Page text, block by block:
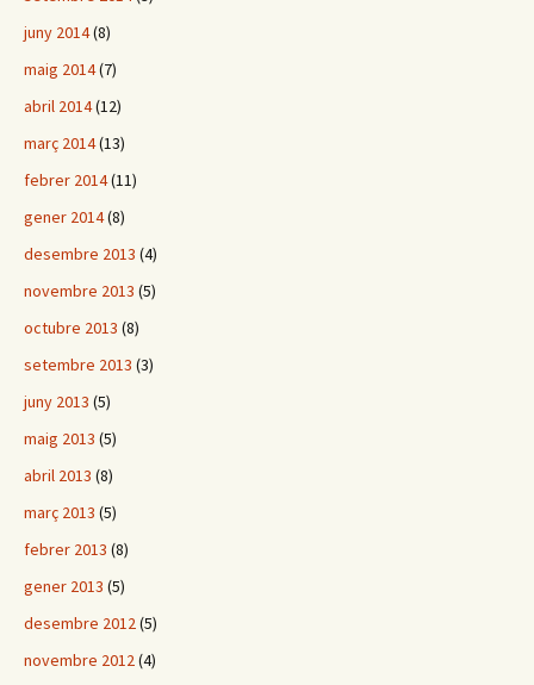
juny 2014(8)
maig 2014(7)
abril 2014(12)
març 2014(13)
febrer 2014(11)
gener 2014(8)
desembre 2013 (4)
novembre 2013 (5)
octubre 2013 (8)
setembre 2013 (3)
juny 2013 (5)
maig 2013 (5)
abril 2013 (8)
març 2013 (5)
febrer 2013 (8)
gener 2013 (5)
desembre 2012(5)
novembre 2012(4)